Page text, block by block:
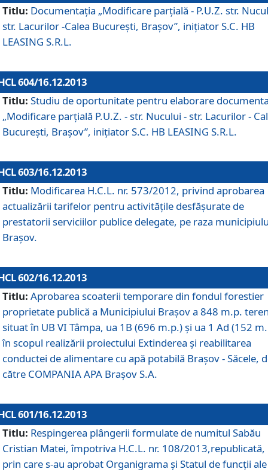
Titlu: Documentaţia „Modificare parţială - P.U.Z. str.
str. Lacurilor -Calea Bucureşti, Braşov”, iniţiator S.C. HB
LEASING S.R.L.
604/16.12.2013
Titlu: Studiu de oportunitate pentru elaborare
„Modificare parţială P.U.Z. - str. Nucului - str. Lacurilor -
Bucureşti, Braşov”, iniţiator S.C. HB LEASING S.R.L.
603/16.12.2013
Titlu: Modificarea H.C.L. nr. 573/2012, privind aprobarea
actualizării tarifelor pentru activităţile desfăşurate de
prestatorii serviciilor publice delegate, pe raza
Braşov.
602/16.12.2013
Titlu: Aprobarea scoaterii temporare din fondul forestier
proprietate publică a Municipiului Braşov a 848 m.p.
situat în UB VI Tâmpa, ua 1B (696 m.p.) şi ua 1 Ad (152
în scopul realizării proiectului Extinderea şi reabilitarea
conductei de alimentare cu apă potabilă Braşov - Săcele,
către COMPANIA APA Braşov S.A.
601/16.12.2013
Titlu: Respingerea plângerii formulate de numitul Sabău
Cristian Matei, împotriva H.C.L. nr. 108/2013,republicată,
prin care s-au aprobat Organigrama şi Statul de funcţii ale